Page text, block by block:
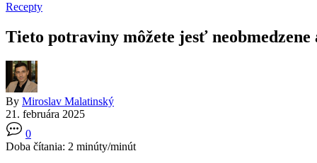
Recepty
Tieto potraviny môžete jesť
By Miroslav Malatinský
21. februára 2025
0
Doba čítania: 2 minúty/minút